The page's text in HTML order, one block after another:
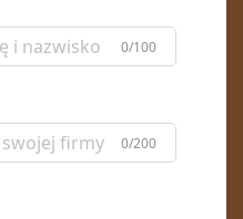
0/100
0/200